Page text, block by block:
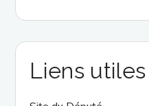
Liens utiles